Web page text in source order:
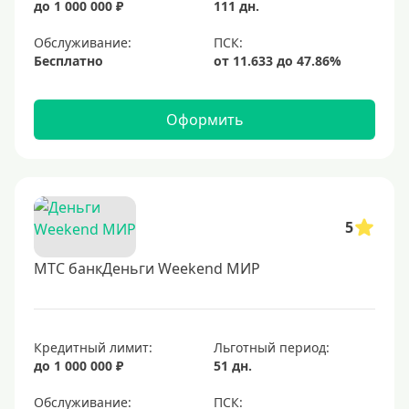
Для путешествий
Условия
За 5 минут
За 15 минут
Экспресс
Кредитные карты, доступные каждому
С открытыми просрочками
Кредит без проверки кредитной истории.
Со 100 процентным одобрением
Без отказа
до 1 000 000 ₽
111 дн.
Обслуживание:
Бесплатно
Оформить
5
МТС банкДеньги Weekend МИР
Кредитный лимит:
до 1 000 000 ₽
Льготный период:
51 дн.
Обслуживание: